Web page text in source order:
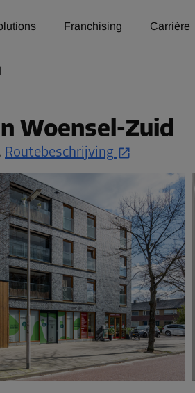
Franchising Carrière
Woensel-Zuid
Routebeschrijving